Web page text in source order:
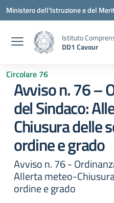
Vai ai contenuti
Vai al menu di navigazione
Vai al footer
Ministero dell'Istruzione e del
Istituto
DD1 Cavour
Circolare 76
Avviso n. 76 –
del Sindaco:
Chiusura delle
ordine e grado
Avviso n. 76 -
Allerta meteo-
ordine e grado